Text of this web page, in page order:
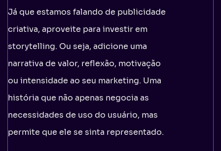
Já que estamos falando de publicidade
criativa, aproveite para investir em
storytelling. Ou seja, adicione uma
narrativa de valor, reflexão, motivação
ou intensidade ao seu marketing. Uma
história que não apenas negocia as
necessidades de uso do usuário, mas
permite que ele se sinta representado.